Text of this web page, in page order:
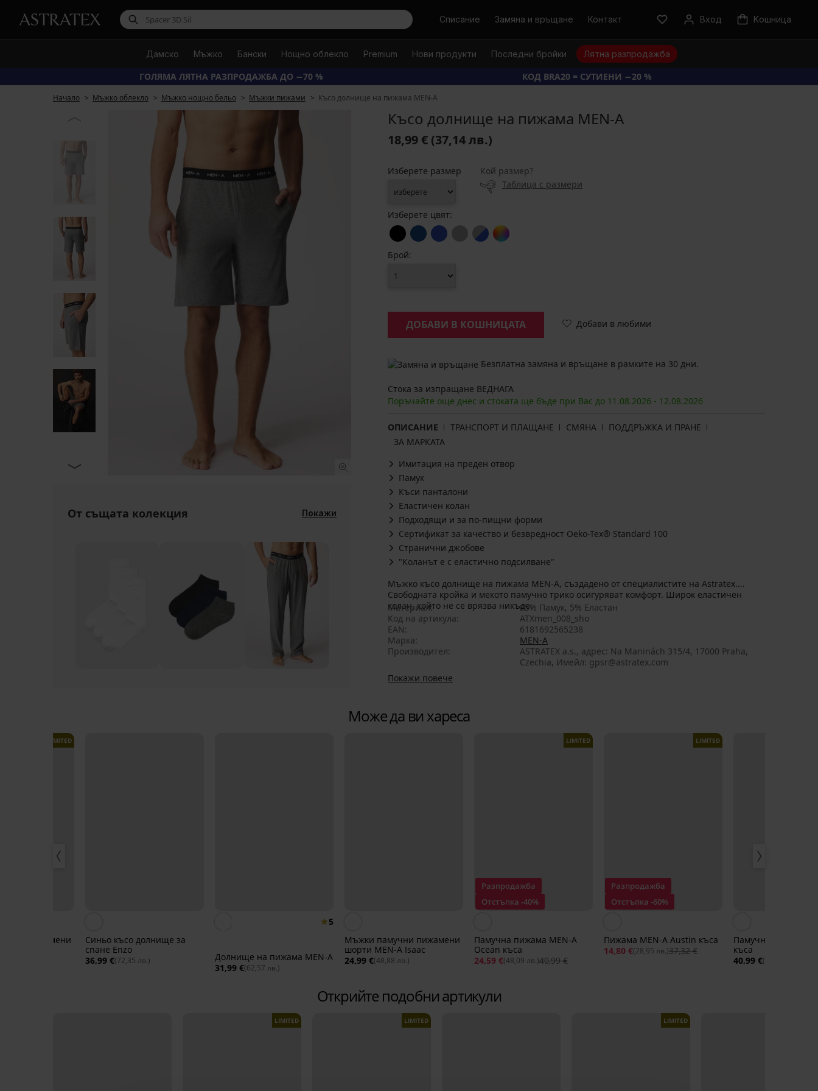
ТърсиСписание Замяна и връщане Контакт Вход Kошница
Дамско Мъжко Бански Нощно облекло Premium Нови продукти Последни бройки Лятна разпродажба
ГОЛЯМА ЛЯТНА РАЗПРОДАЖБА ДО −70 % КОД BRA20 = СУТИЕНИ −20 %
Начало Мъжко облекло Мъжко нощно бельо Мъжки пижами Късо долнище на пижама MEN-A
От същата колекция Покажи
Късо долнище на пижама MEN-A
18,99 € (37,14 лв.)
Изберете размер
Кой размер?
Таблица с размери
Изберете цвят:
Брой:
ДОБАВИ В КОШНИЦАТА Добави в любими
Безплатна замяна и връщане в рамките на 30 дни.
Стока за изпращане ВЕДНАГА
Поръчайте още днес и стоката ще бъде при Вас до 11.08.2026 - 12.08.2026
ОПИСАНИЕ ТРАНСПОРТ И ПЛАЩАНЕ СМЯНА
ПОДДРЪЖКА И ПРАНЕ
ЗА МАРКАТА
Имитация на преден отвор
Памук
Къси панталони
Еластичен колан
Подходящи и за по-пищни форми
Сертификат за качество и безвредност Oeko-Tex® Standard 100
Странични джобове
"Коланът е с еластично подсилване"
Мъжко късо долнище на пижама MEN-A, създадено от специалистите на Astratex.
Свободната кройка и мекото памучно трико осигуряват комфорт. Широк еластичен
колан, който не се врязва никъде.
Материал
95% Памук, 5% Еластан
Код на артикула
ATXmen_008_sho
EAN
6181692565238
Марка
MEN-A
Производител
ASTRATEX a.s., aдрес: Na Maninách 315/4, 17000 Praha,
Czechia, Имейл: gpsr@astratex.com
Покажи повече
Може да ви хареса
LIMITED
пижамени
Синьо късо долнище за
спане Enzo
36,99 €(72,35 лв.)
5
Долнище на пижама MEN-A
31,99 €(62,57 лв.)
Мъжки памучни пижамени
шорти MEN-A Isaac
24,99 €(48,88 лв.)
Разпродажба
Отстъпка -40%
LIMITED
Памучна пижама MEN-A
Ocean къса
24,59 €(48,09 лв.)40,99 €
Разпродажба
Отстъпка -60%
LIMITED
Пижама MEN-A Austin къса
14,80 €(28,95 лв.)37,32 €
Памучна пижама
къса
40,99 €(80,17 лв.)
Открийте подобни артикули
LIMITED LIMITED LIMITED